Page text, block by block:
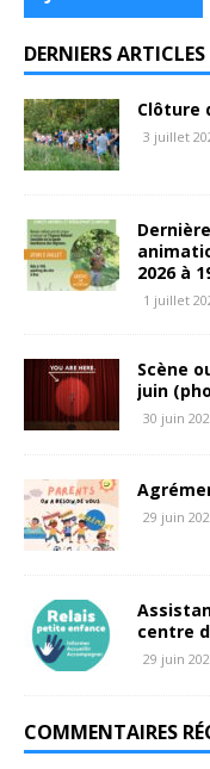
DERNIERS ARTICLES
Clôture
3 juillet
2026 à
1 juillet
Scène
juin
30 juin
29 juin
centre
29 juin
COMMENTAIRES